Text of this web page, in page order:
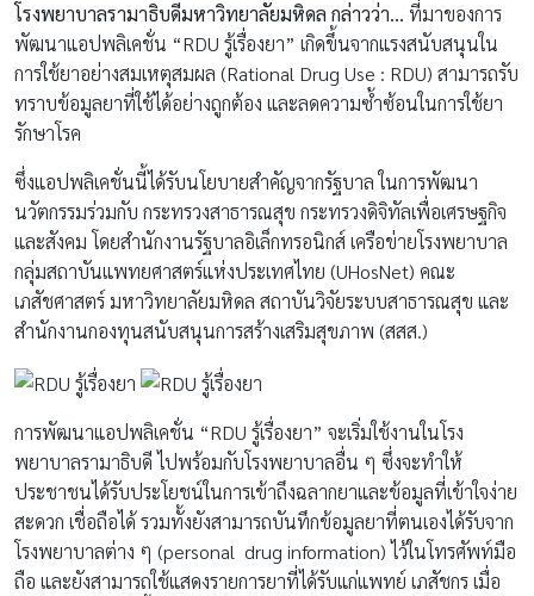
โรงพยาบาลรามาธิบดีมหาวิทยาลัยมหิดล กล่าวว่า… ที่มาของการ
พัฒนาแอปพลิเคชั่น “RDU รู้เรื่องยา” เกิดขึ้นจากแรงสนับสนุนใน
การใช้ยาอย่างสมเหตุสมผล (Rational Drug Use : RDU) สามารถรับ
ทราบข้อมูลยาที่ใช้ได้อย่างถูกต้อง และลดความซ้ำซ้อนในการใช้ยา
รักษาโรค
ซึ่งแอปพลิเคชั่นนี้ได้รับนโยบายสำคัญจากรัฐบาล ในการพัฒนา
นวัตกรรมร่วมกับ กระทรวงสาธารณสุข กระทรวงดิจิทัลเพื่อเศรษฐกิจ
และสังคม โดยสำนักงานรัฐบาลอิเล็กทรอนิกส์ เครือข่ายโรงพยาบาล
กลุ่มสถาบันแพทยศาสตร์แห่งประเทศไทย (UHosNet) คณะ
เภสัชศาสตร์ มหาวิทยาลัยมหิดล สถาบันวิจัยระบบสาธารณสุข และ
สำนักงานกองทุนสนับสนุนการสร้างเสริมสุขภาพ (สสส.)
การพัฒนาแอปพลิเคชั่น “RDU รู้เรื่องยา” จะเริ่มใช้งานในโรง
พยาบาลรามาธิบดี ไปพร้อมกับโรงพยาบาลอื่น ๆ ซึ่งจะทำให้
ประชาชนได้รับประโยชน์ในการเข้าถึงฉลากยาและข้อมูลที่เข้าใจง่าย
สะดวก เชื่อถือได้ รวมทั้งยังสามารถบันทึกข้อมูลยาที่ตนเองได้รับจาก
โรงพยาบาลต่าง ๆ (personal drug information) ไว้ในโทรศัพท์มือ
ถือ และยังสามารถใช้แสดงรายการยาที่ได้รับแก่แพทย์ เภสัชกร เมื่อ